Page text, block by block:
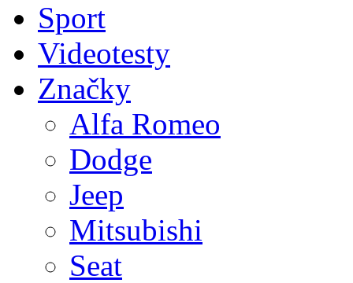
Sport
Videotesty
Značky
Alfa Romeo
Dodge
Jeep
Mitsubishi
Seat